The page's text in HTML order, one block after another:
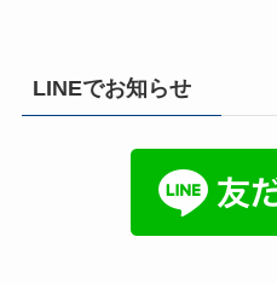
LINEでお知らせ